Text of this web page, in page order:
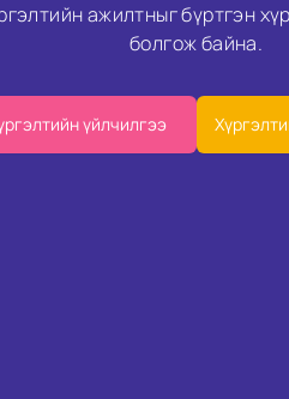
ажилтныг бүртгэн
болгож байна.
үйлчилгээ